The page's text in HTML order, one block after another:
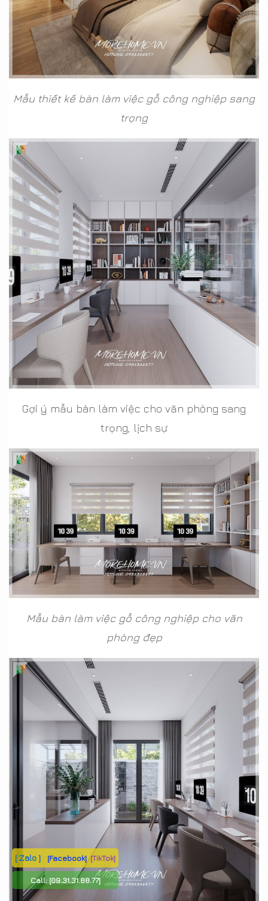
Mẫu thiết kế bàn làm việc gỗ công nghiệp sang
trọng
Gợi ý mẫu bàn làm việc cho văn phòng sang
trọng, lịch sự
Mẫu bàn làm việc gỗ công nghiệp cho văn
phòng đẹp
[ Zalo ] [Facebook] [TikTok]
Call: [09.31.31.88.77]